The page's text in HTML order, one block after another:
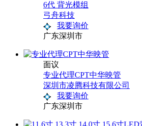
6代 背光模组
弓舟科技
我要询价
广东深圳市
面议
专业代理CPT中华映管
深圳市凌腾科技有限公司
我要询价
广东深圳市